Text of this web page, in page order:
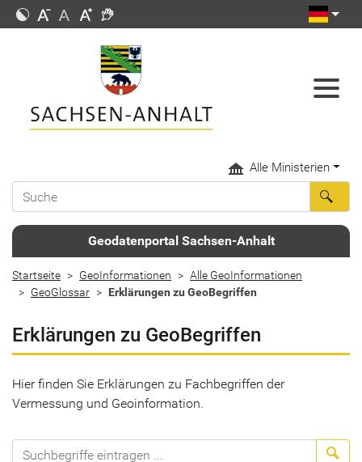
Alle Ministerien
Geodatenportal Sachsen-Anhalt
Startseite GeoInformationen
Alle GeoInformationen
GeoGlossar
Erklärungen zu GeoBegriffen
Erklärungen zu GeoBegriffen
Hier finden Sie Erklärungen zu Fachbegriffen der
Vermessung und Geoinformation.